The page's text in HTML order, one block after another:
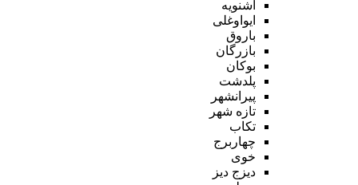
اشنویه
ایواوغلی
باروق
بازرگان
بوکان
پلدشت
پیرانشهر
تازه شهر
تکاب
چهاربرج
خوی
دیزج دیز